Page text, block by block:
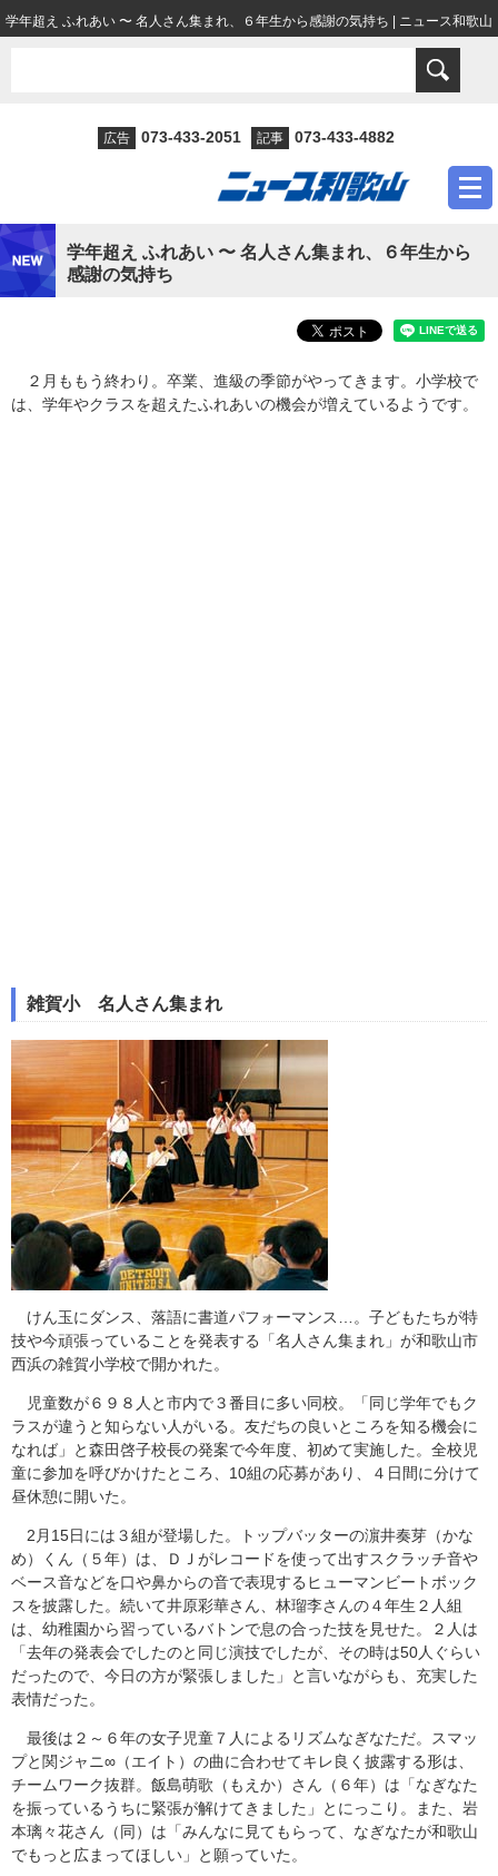
学年超え ふれあい 〜 名人さん集まれ、６年生から感謝の気持ち | ニュース和歌山
広告 073-433-2051 記事 073-433-4882
学年超え ふれあい 〜 名人さん集まれ、６年生から
感謝の気持ち
２月ももう終わり。卒業、進級の季節がやってきます。小学校で
は、学年やクラスを超えたふれあいの機会が増えているようです。
雑賀小 名人さん集まれ
けん玉にダンス、落語に書道パフォーマンス…。子どもたちが特
技や今頑張っていることを発表する「名人さん集まれ」が和歌山市
西浜の雑賀小学校で開かれた。
児童数が６９８人と市内で３番目に多い同校。「同じ学年でもク
ラスが違うと知らない人がいる。友だちの良いところを知る機会に
なれば」と森田啓子校長の発案で今年度、初めて実施した。全校児
童に参加を呼びかけたところ、10組の応募があり、４日間に分けて
昼休憩に開いた。
2月15日には３組が登場した。トップバッターの濵井奏芽（かな
め）くん（５年）は、ＤＪがレコードを使って出すスクラッチ音や
ベース音などを口や鼻からの音で表現するヒューマンビートボック
スを披露した。続いて井原彩華さん、林瑠李さんの４年生２人組
は、幼稚園から習っているバトンで息の合った技を見せた。２人は
「去年の発表会でしたのと同じ演技でしたが、その時は50人ぐらい
だったので、今日の方が緊張しました」と言いながらも、充実した
表情だった。
最後は２～６年の女子児童７人によるリズムなぎなただ。スマッ
プと関ジャニ∞（エイト）の曲に合わせてキレ良く披露する形は、
チームワーク抜群。飯島萌歌（もえか）さん（６年）は「なぎなた
を振っているうちに緊張が解けてきました」とにっこり。また、岩
本璃々花さん（同）は「みんなに見てもらって、なぎなたが和歌山
でもっと広まってほしい」と願っていた。